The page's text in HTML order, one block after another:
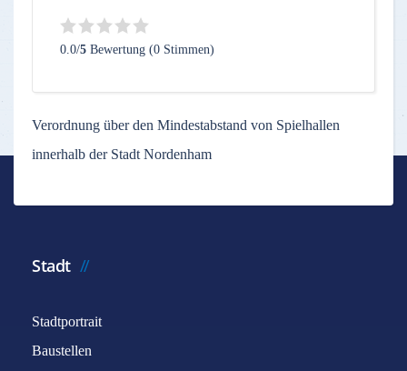
0.0/5 Bewertung (0 Stimmen)
Verordnung über den Mindestabstand von Spielhallen
innerhalb der Stadt Nordenham
Stadt
Stadtportrait
Baustellen